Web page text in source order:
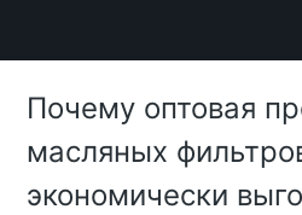
Почему оптовая
масляных
экономически